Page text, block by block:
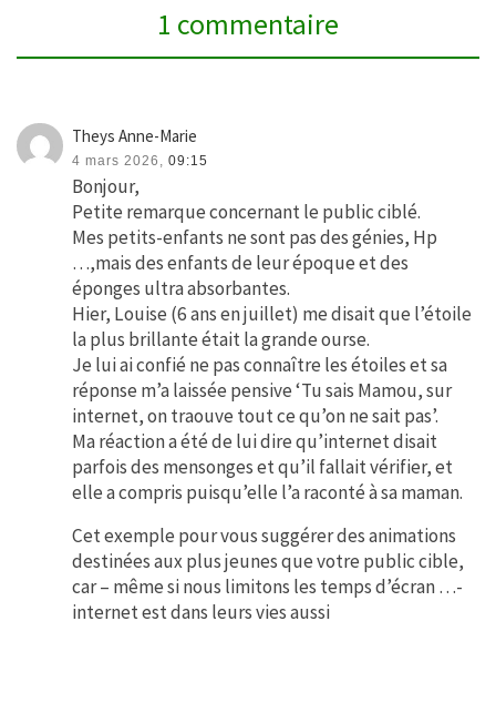
1 commentaire
Theys Anne-Marie
4 mars 2026, 09:15
Bonjour,
Petite remarque concernant le public ciblé.
Mes petits-enfants ne sont pas des génies, Hp
…,mais des enfants de leur époque et des
éponges ultra absorbantes.
Hier, Louise (6 ans en juillet) me disait que l’étoile
la plus brillante était la grande ourse.
Je lui ai confié ne pas connaître les étoiles et sa
réponse m’a laissée pensive ‘Tu sais Mamou, sur
internet, on traouve tout ce qu’on ne sait pas’.
Ma réaction a été de lui dire qu’internet disait
parfois des mensonges et qu’il fallait vérifier, et
elle a compris puisqu’elle l’a raconté à sa maman.
Cet exemple pour vous suggérer des animations
destinées aux plus jeunes que votre public cible,
car – même si nous limitons les temps d’écran …-
internet est dans leurs vies aussi